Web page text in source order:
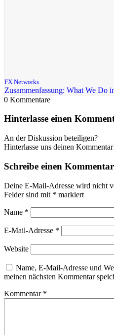
FX Networks
Zusammenfassung: What We Do
0 Kommentare
Hinterlasse einen
An der Diskussion beteiligen?
Hinterlasse uns deinen
Schreibe einen Kommentar
Deine E-Mail-Adresse wird nicht
Felder sind mit * markiert
Name *
E-Mail-Adresse *
Website
Name, E-Mail-Adresse und
meinen nächsten Kommentar
Kommentar *